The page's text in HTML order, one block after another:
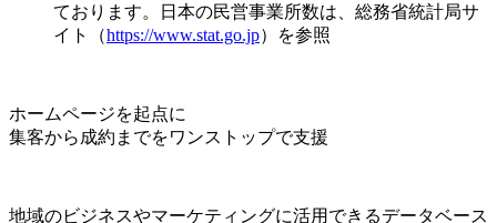
ております。日本の民営事業所数は、総務省統計局サ
イト（https://www.stat.go.jp）を参照
ホームページを起点に
集客から成約までをワンストップで支援
地域のビジネスやマーケティングに活用できるデータベース